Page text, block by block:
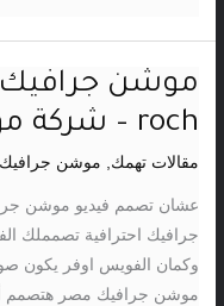
عقارى
roch – شركة موشن جرافيك مصر
مقالات تهمك, موشن
عشان تصمم فيديو موشن
جرافيك احترافية تصمملك
وكمان الفويس اوفر يكون
موشن جرافيك مصر هتصمم
موشن
جرافيك
تخسيس
cro
roch
–
شركة